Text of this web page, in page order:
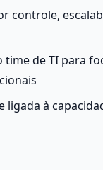
controle,
de TI para
ligada à